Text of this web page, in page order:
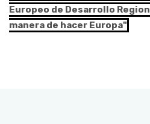
Europeo de Desarrollo
manera de hacer Europa"